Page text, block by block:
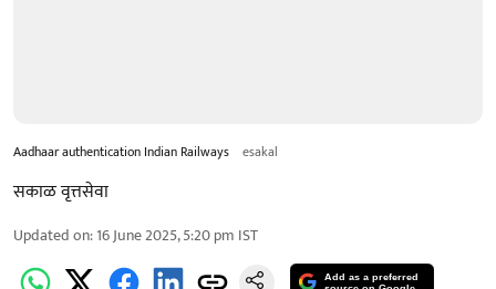
Aadhaar authentication Indian Railways esakal
सकाळ वृत्तसेवा
Updated on:16 June 2025, 5:20 pm IST
Add as a preferred